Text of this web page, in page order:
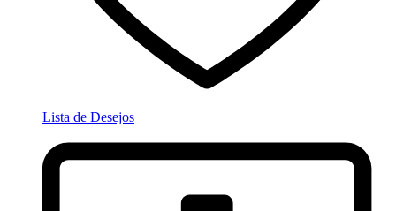
Lista de Desejos